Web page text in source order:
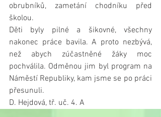
obrubníků, zametání chodníku před
školou.
Děti byly pilné a šikovné, všechny
nakonec práce bavila. A proto nezbývá,
než abych zúčastněné žáky moc
pochválila. Odměnou jim byl program na
Náměstí Republiky, kam jsme se po práci
přesunuli.
D. Hejdová, tř. uč. 4. A